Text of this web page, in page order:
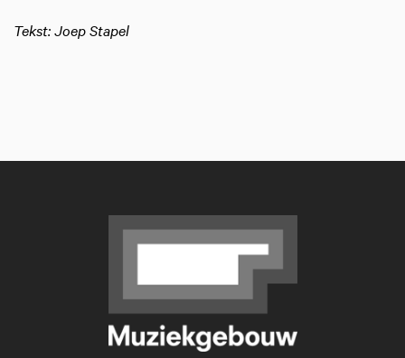
Tekst: Joep Stapel